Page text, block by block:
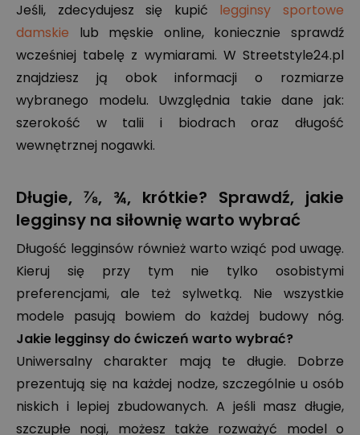
Jeśli, zdecydujesz się kupić legginsy sportowe
damskie lub męskie online, koniecznie sprawdź
wcześniej tabelę z wymiarami. W Streetstyle24.pl
znajdziesz ją obok informacji o rozmiarze
wybranego modelu. Uwzględnia takie dane jak:
szerokość w talii i biodrach oraz długość
wewnętrznej nogawki.
Długie, ⅞, ¾, krótkie? Sprawdź, jakie
legginsy na siłownię warto wybrać
Długość legginsów również warto wziąć pod uwagę.
Kieruj się przy tym nie tylko osobistymi
preferencjami, ale też sylwetką. Nie wszystkie
modele pasują bowiem do każdej budowy nóg.
Jakie legginsy do ćwiczeń warto wybrać?
Uniwersalny charakter mają te długie. Dobrze
prezentują się na każdej nodze, szczególnie u osób
niskich i lepiej zbudowanych. A jeśli masz długie,
szczupłe nogi, możesz także rozważyć model o